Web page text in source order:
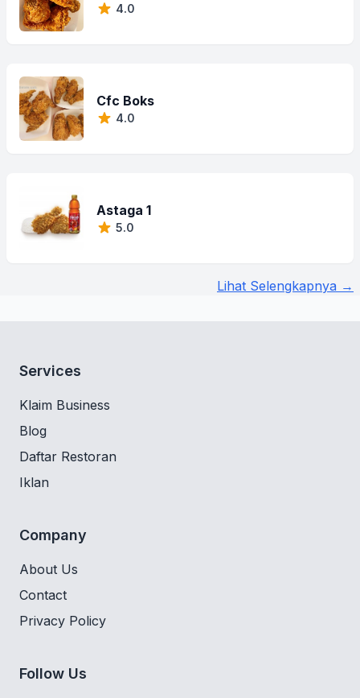
4.0
Cfc Boks
4.0
Astaga 1
5.0
Lihat Selengkapnya →
Services
Klaim Business
Blog
Daftar Restoran
Iklan
Company
About Us
Contact
Privacy Policy
Follow Us